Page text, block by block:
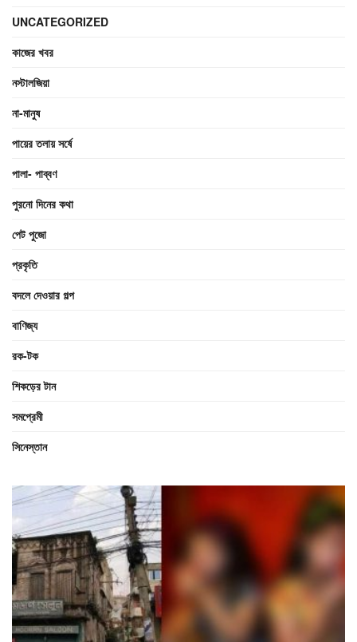
UNCATEGORIZED
কাজের খবর
নস্টালজিয়া
না-মানুষ
পায়ের তলায় সর্ষে
পালা- পাব্বণ
পুরনো দিনের কথা
পেট পুজো
প্রকৃতি
বদলে দেওয়ার গল্প
বাণিজ্য
রক-টক
শিকড়ের টান
সমপ্রেমী
সিনেস্তান